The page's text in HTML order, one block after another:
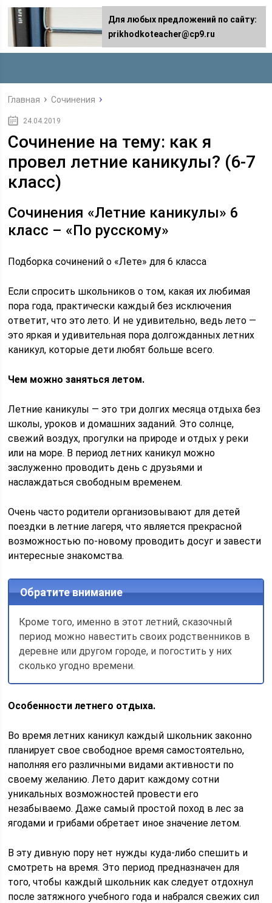
Главная Сочинения
24.04.2019
Сочинение на тему: как я
провел летние каникулы? (6-7
класс)
Сочинения «Летние каникулы» 6
класс – «По русскому»
Подборка сочинений о «Лете» для 6 класса
Если спросить школьников о том, какая их любимая
пора года, практически каждый без исключения
ответит, что это лето. И не удивительно, ведь лето —
это яркая и удивительная пора долгожданных летних
каникул, которые дети любят больше всего.
Чем можно заняться летом.
Летние каникулы — это три долгих месяца отдыха без
школы, уроков и домашних заданий. Это солнце,
свежий воздух, прогулки на природе и отдых у реки
или на море. В период летних каникул можно
заслуженно проводить день с друзьями и
наслаждаться свободным временем.
Очень часто родители организовывают для детей
поездки в летние лагеря, что является прекрасной
возможностью по-новому проводить досуг и завести
интересные знакомства.
Обратите внимание
Кроме того, именно в этот летний, сказочный
период можно навестить своих родственников в
деревне или другом городе, и погостить у них
сколько угодно времени.
Особенности летнего отдыха.
Во время летних каникул каждый школьник законно
планирует свое свободное время самостоятельно,
наполняя его различными видами активности по
своему желанию. Лето дарит каждому сотни
уникальных возможностей провести его
незабываемо. Даже самый простой поход в лес за
ягодами и грибами обретает иное значение летом.
В эту дивную пору нет нужды куда-либо спешить и
смотреть на время. Это период предназначен для
того, чтобы каждый школьник как следует отдохнул
после затяжного учебного года и набрался свежих сил
Для любых предложений по сайту:
prikhodkoteacher@cp9.ru